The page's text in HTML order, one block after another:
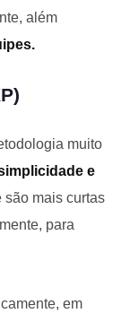
além
muito
e
são mais curtas
para
em